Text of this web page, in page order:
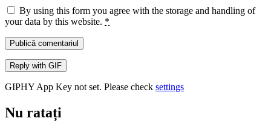
By using this form you agree with the storage and handling of
your data by this website. *
Publică comentariul
Reply with GIF
GIPHY App Key not set. Please check settings
Nu ratați